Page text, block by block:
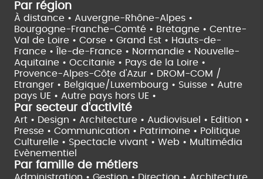
Par région
À distance • Auvergne-Rhône-Alpes •
Bourgogne-Franche-Comté • Bretagne • Centre-
Val de Loire • Corse • Grand Est • Hauts-de-
France •
Île-de-France • Normandie • Nouvelle-
Aquitaine • Occitanie • Pays de la Loire •
Provence-Alpes-Côte d'Azur • DROM-COM /
Etranger • Belgique/Luxembourg • Suisse • Autre
pays UE • Autre pays hors UE •
Par secteur d'activité
Art • Design • Architecture • Audiovisuel • Edition •
Presse • Communication • Patrimoine • Politique
Culturelle • Spectacle vivant • Web • Multimédia
Evènementiel
Par famille de métiers